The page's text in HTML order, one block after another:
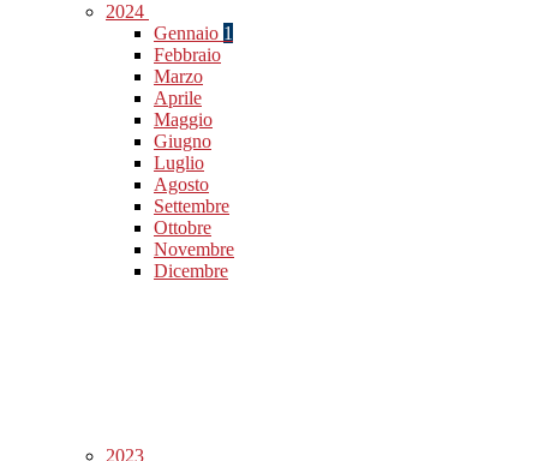
2024
Gennaio 1
Febbraio
Marzo
Aprile
Maggio
Giugno
Luglio
Agosto
Settembre
Ottobre
Novembre
Dicembre
2023